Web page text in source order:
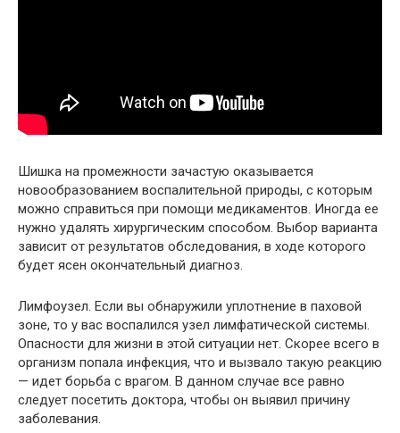
Шишка на промежности зачастую оказывается
новообразованием воспалительной природы, с которым
можно справиться при помощи медикаментов. Иногда ее
нужно удалять хирургическим способом. Выбор варианта
зависит от результатов обследования, в ходе которого
будет ясен окончательный диагноз.
Лимфоузел. Если вы обнаружили уплотнение в паховой
зоне, то у вас воспалился узел лимфатической системы.
Опасности для жизни в этой ситуации нет. Скорее всего в
организм попала инфекция, что и вызвало такую реакцию
— идет борьба с врагом. В данном случае все равно
следует посетить доктора, чтобы он выявил причину
заболевания.